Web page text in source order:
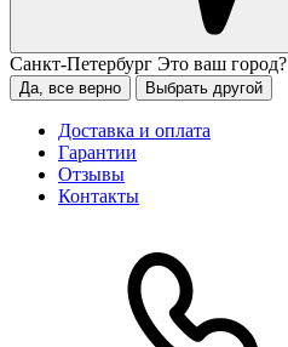
Санкт-Петербург Это ваш город?
Да, все верно Выбрать другой
Доставка и оплата
Гарантии
Отзывы
Контакты